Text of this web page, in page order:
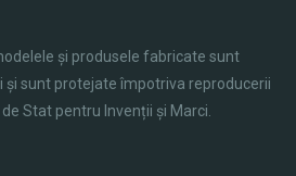
și produsele fabricate sunt
și sunt protejate împotriva reproducerii
Stat pentru Invenții și Marci.